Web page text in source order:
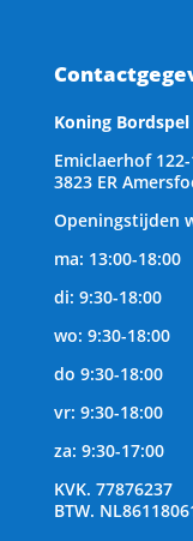
Koning Bordspel
Emiclaerhof 122-
3823 ER
Openingstijden
ma: 13:00-18:00
di: 9:30-18:00
wo: 9:30-18:00
do 9:30-18:00
vr: 9:30-18:00
za: 9:30-17:00
KVK. 77876237
BTW.